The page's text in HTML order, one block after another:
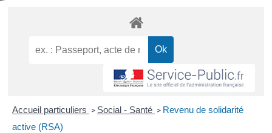
Accueil particuliers > Social - Santé > Revenu de solidarité
active (RSA)